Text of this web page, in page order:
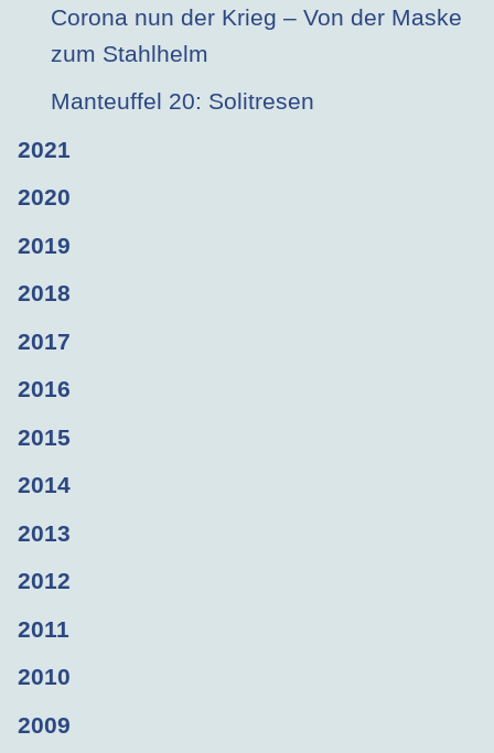
Corona nun der Krieg – Von der Maske
zum Stahlhelm
Manteuffel 20: Solitresen
2021
2020
2019
2018
2017
2016
2015
2014
2013
2012
2011
2010
2009